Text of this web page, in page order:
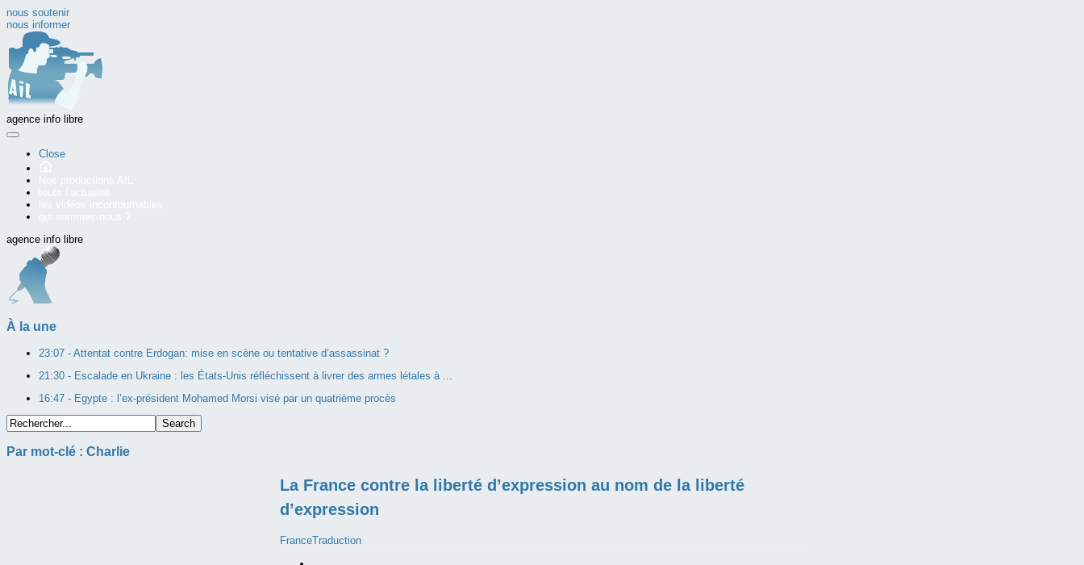
nous soutenir
nous informer
agence info libre
Close
agence info libre
À la une
23:07 - Attentat contre Erdogan: mise en scène ou tentative d’assassinat ?
21:30 - Escalade en Ukraine : les États-Unis réfléchissent à livrer des armes létales à ...
16:47 - Egypte : l’ex-président Mohamed Morsi visé par un quatrième procès
Par mot-clé : Charlie
La France contre la liberté d’expression au nom de la liberté
d’expression
FranceTraduction